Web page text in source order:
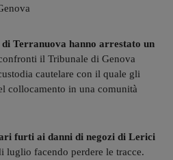
Terranuova hanno arrestato un
il Tribunale di Genova
cautelare con il quale gli
collocamento in una comunità
furti ai danni di negozi di Lerici
luglio facendo perdere le tracce.